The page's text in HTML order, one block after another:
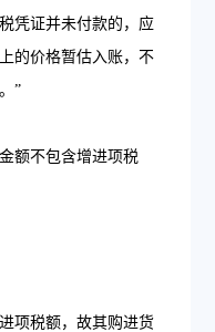
凭证并未付款的，应
的价格暂估入账，不
”
额不包含增进项税
项税额，故其购进货